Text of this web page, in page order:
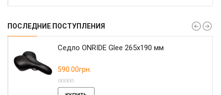
ПОСЛЕДНИЕ ПОСТУПЛЕНИЯ
Седло ONRIDE Glee 265x190 мм
590.00грн.